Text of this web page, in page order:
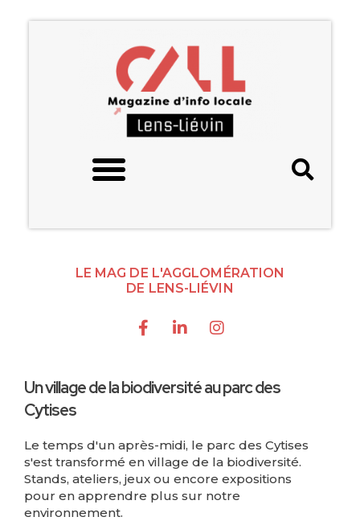
LE MAG DE L'AGGLOMÉRATION
DE LENS-LIÉVIN
Un village de la biodiversité au parc des
Cytises
Le temps d'un après-midi, le parc des Cytises
s'est transformé en village de la biodiversité.
Stands, ateliers, jeux ou encore expositions
pour en apprendre plus sur notre
environnement.